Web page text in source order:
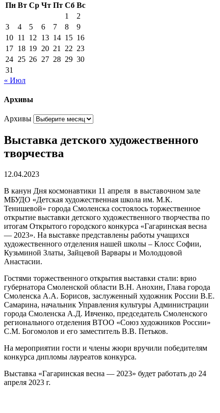
Пн Вт Ср Чт Пт Сб Вс
1
2
3
4 5 6 7 8
9
10 11 12 13 14 15 16
17 18 19 20 21 22 23
24 25 26 27 28 29 30
31
« Июл
Архивы
Архивы
Выставка детского художественного
творчества
12.04.2023
В канун Дня космонавтики 11 апреля в выставочном зале
МБУДО «Детская художественная школа им. М.К.
Тенишевой» города Смоленска состоялось торжественное
открытие выставки детского художественного творчества по
итогам Открытого городского конкурса «Гагаринская весна
— 2023». На выставке представлены работы учащихся
художественного отделения нашей школы – Клосс Софии,
Кузьминой Златы, Зайцевой Варвары и Молодцовой
Анастасии.
Гостями торжественного открытия выставки стали: врио
губернатора Смоленской области В.Н. Анохин, Глава города
Смоленска А.А. Борисов, заслуженный художник России В.Е.
Самарина, начальник Управления культуры Администрации
города Смоленска А.Д. Ивченко, председатель Смоленского
регионального отделения ВТОО «Союз художников России»
С.М. Богомолов и его заместитель В.В. Петьков.
На мероприятии гости и члены жюри вручили победителям
конкурса дипломы лауреатов конкурса.
Выставка «Гагаринская весна — 2023» будет работать до 24
апреля 2023 г.